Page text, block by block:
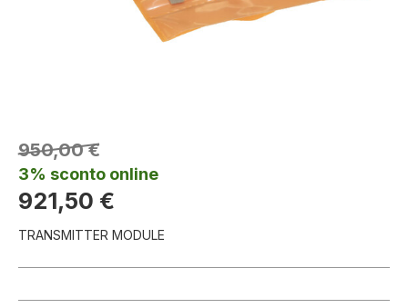
950,00 €
3% sconto online
921,50 €
TRANSMITTER MODULE